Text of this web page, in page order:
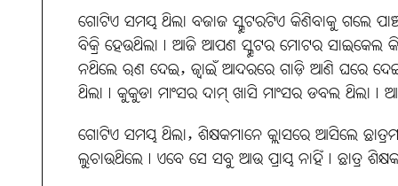
ଗୋଟିଏ ସମୟ ଥିଲା ବଜାଜ ସ୍କୁଟରଟିଏ କିଣିବାକୁ ଗଲେ
ବିକ୍ରି ହେଉଥିଲା। ଆଜି ଆପଣ ସ୍କୁଟର ମୋଟର ସାଇକେଲ
ନଥିଲେ ଋଣ ଦେଇ, ଜ୍ବାଇଁ ଆଦରରେ ଗାଡ଼ି ଆଣି ଘରେ
ଥିଲା। କୁକୁଡା ମାଂସର ଦାମ୍‌ ଖାସି ମାଂସର ଡବଲ ଥିଲା।
ଗୋଟିଏ ସମୟ ଥିଲା, ଶିକ୍ଷକମାନେ କ୍ଲାସରେ ଆସିଲେ
ଲୁଚାଉଥିଲେ। ଏବେ ସେ ସବୁ ଆଉ ପ୍ରାୟ ନାହିଁ। ଛାତ୍ର